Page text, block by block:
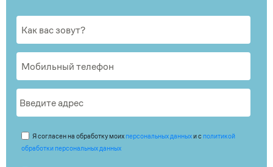
Я согласен на обработку моих персональных данныхи с политикой
обработки персональных данных